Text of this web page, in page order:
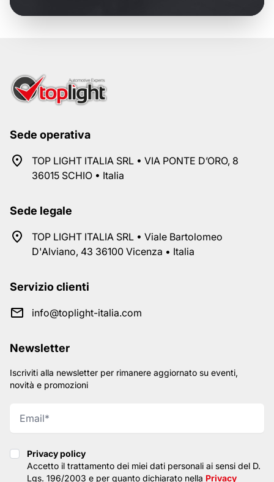
Sede operativa
TOP LIGHT ITALIA SRL • VIA PONTE D’ORO, 8
36015 SCHIO • Italia
Sede legale
TOP LIGHT ITALIA SRL • Viale Bartolomeo
D'Alviano, 43 36100 Vicenza • Italia
Servizio clienti
info@toplight-italia.com
Newsletter
Iscriviti alla newsletter per rimanere aggiornato su eventi,
novità e promozioni
Privacy policy
Privacy policy
Accetto il trattamento dei miei dati personali ai sensi del D.
Lgs. 196/2003 e per quanto dichiarato nella Privacy